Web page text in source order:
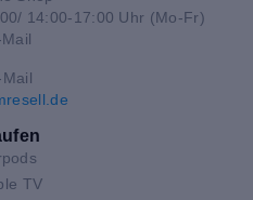
14:00-17:00 Uhr (Mo-Fr)
Mail
TV